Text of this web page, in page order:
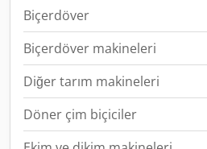
Biçerdöver
Biçerdöver makineleri
Diğer tarım makineleri
Döner çim biçiciler